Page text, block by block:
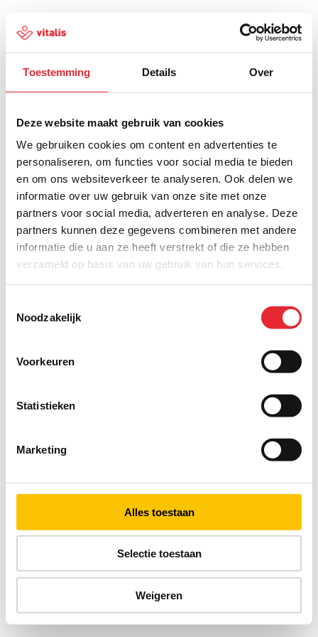
Toestemming Details Over
Deze website maakt gebruik van cookies
We gebruiken cookies om content en advertenties te
personaliseren, om functies voor social media te bieden
en om ons websiteverkeer te analyseren. Ook delen we
informatie over uw gebruik van onze site met onze
partners voor social media, adverteren en analyse. Deze
partners kunnen deze gegevens combineren met andere
informatie die u aan ze heeft verstrekt of die ze hebben
verzameld op basis van uw gebruik van hun services.
Noodzakelijk
Voorkeuren
Statistieken
Marketing
Alles toestaan
Selectie toestaan
Weigeren
500
Er is iets fout gegaan
Probeer het later opnieuw of ga terug naar de
homepagina.